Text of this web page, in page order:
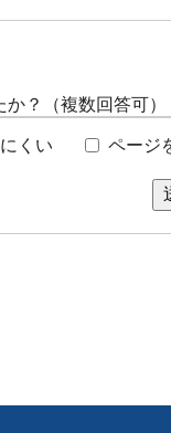
？（複数回答可）
くい ページ